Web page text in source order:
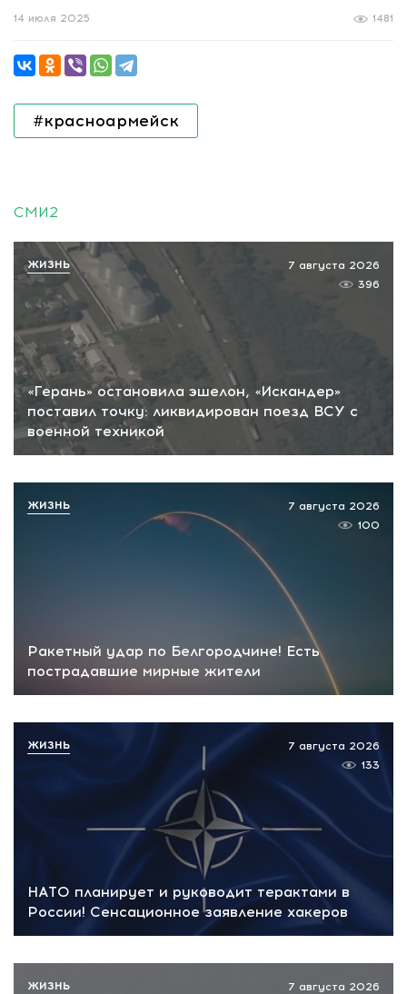
1481
14 июля 2025
#красноармейск
СМИ2
«Герань» остановила эшелон, «Искандер»
поставил точку: ликвидирован поезд ВСУ с
военной техникой
7 августа 2026
396
ЖИЗНЬ
Ракетный удар по Белгородчине! Есть
пострадавшие мирные жители
7 августа 2026
100
ЖИЗНЬ
НАТО планирует и руководит терактами в
России! Сенсационное заявление хакеров
7 августа 2026
133
ЖИЗНЬ
7 августа 2026
ЖИЗНЬ